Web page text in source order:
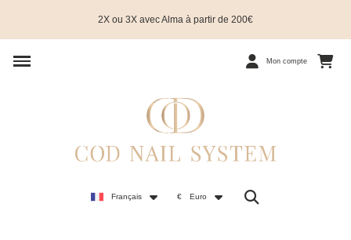
2X ou 3X avec Alma à partir de 200€
Mon compte
Français € Euro